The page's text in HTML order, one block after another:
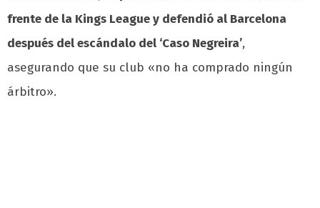
frente de la Kings League y defendió al Barcelona
después del escándalo del ‘Caso Negreira’,
asegurando que su club «no ha comprado ningún
árbitro».